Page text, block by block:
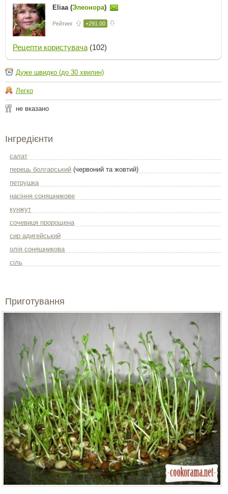
Eliaa (Элеонора)
Рейтинг +291.00
Рецепти користувача (102)
Дуже швидко (до 30 хвилин)
Легко
не вказано
Інгредієнти
салат
перець болгарський (червоний та жовтий)
петрушка
насіння соняшникове
кунжут
сочевиця пророщена
сир адигейський
олія соняшникова
сіль
Приготування